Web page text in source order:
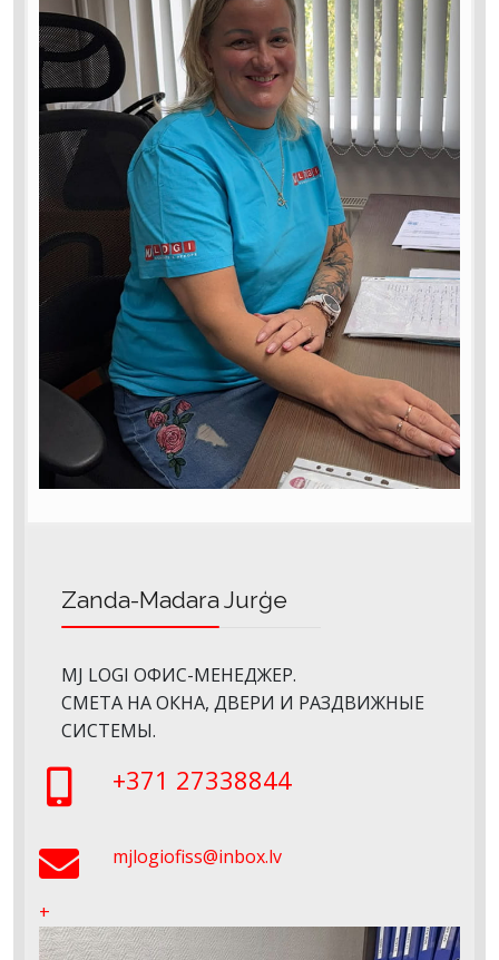
Zanda-Madara Jurģe
MJ LOGI ОФИС-МЕНЕДЖЕР.
СМЕТА НА ОКНА, ДВЕРИ И РАЗДВИЖНЫЕ
СИСТЕМЫ.
+371 27338844
mjlogiofiss@inbox.lv
+